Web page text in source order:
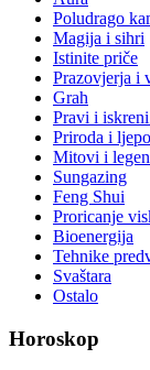
Poludrago
Magija i sihri
Istinite priče
Prazovjerja i
Grah
Pravi i
Priroda i
Mitovi i
Sungazing
Feng Shui
Proricanje
Bioenergija
Tehnike
Svaštara
Ostalo
Horoskop